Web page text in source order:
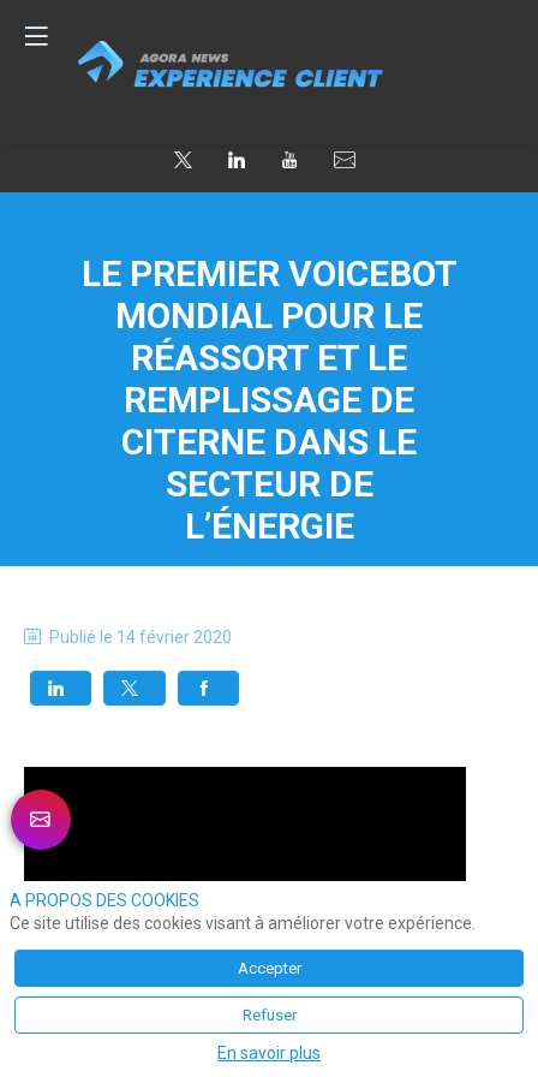
LE PREMIER VOICEBOT
MONDIAL POUR LE
RÉASSORT ET LE
REMPLISSAGE DE
CITERNE DANS LE
SECTEUR DE
L’ÉNERGIE
Publié le 14 février 2020
A PROPOS DES COOKIES
Ce site utilise des cookies visant à améliorer votre expérience.
Accepter
Refuser
En savoir plus